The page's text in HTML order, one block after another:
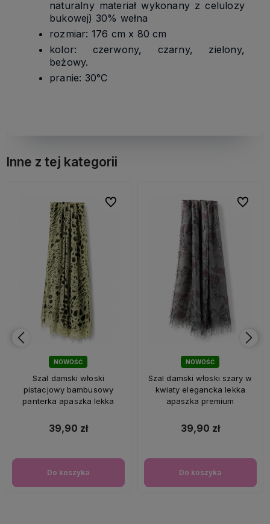
naturalny materiał wykonany z celulozy
bukowej) 30% wełna
rozmiar: 176 cm x 80 cm
kolor: czerwony, czarny, zielony,
beżowy.
pranie: 30°C
Inne z tej kategorii
NOWOŚĆ
Szal damski włoski
pistacjowy bambusowy
panterka apaszka lekka
39,90 zł
Do koszyka
Do ulubionych
Do ulubionych
NOWOŚĆ
Szal damski włoski szary w
kwiaty elegancka lekka
apaszka premium
39,90 zł
Do koszyka
Do
Do